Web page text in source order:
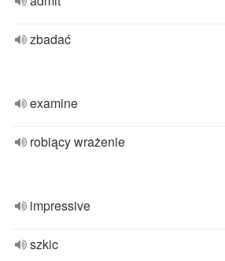
zbadać
examine
robiący wrażenie
impressive
szkic